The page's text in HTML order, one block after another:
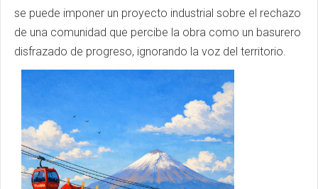
se puede imponer un proyecto industrial sobre el rechazo
de una comunidad que percibe la obra como un basurero
disfrazado de progreso, ignorando la voz del territorio.